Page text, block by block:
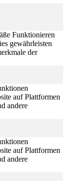
Funktionieren
gewährleisten
der
auf Plattformen
andere
auf Plattformen
andere